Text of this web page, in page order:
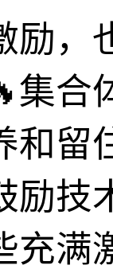
励，
集合
和留
励技
充满